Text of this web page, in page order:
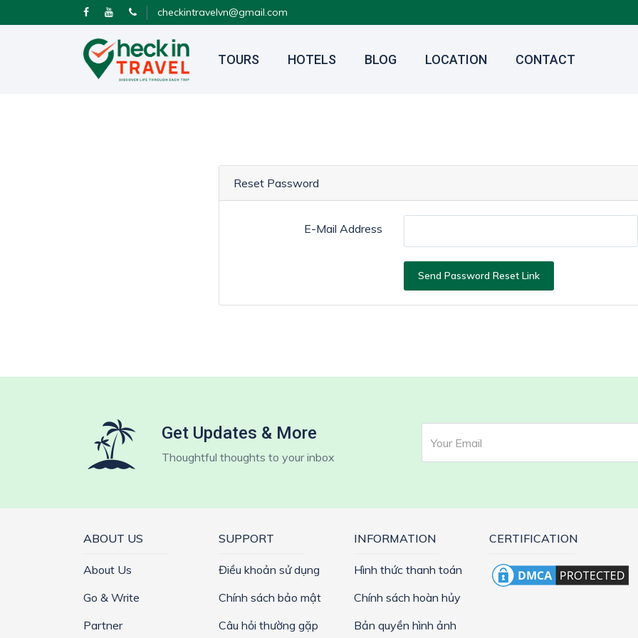
checkintravelvn@gmail.com
TOURS HOTELS BLOG LOCATION CONTACT
Reset Password
E-Mail Address
Send Password Reset Link
Get Updates & More
Thoughtful thoughts to your inbox
ABOUT US
About Us
Go & Write
Partner
SUPPORT
Điều khoản sử dụng
Chính sách bảo mật
Câu hỏi thường gặp
INFORMATION
Hình thức thanh toán
Chính sách hoàn hủy
Bản quyền hình ảnh
CERTIFICATION